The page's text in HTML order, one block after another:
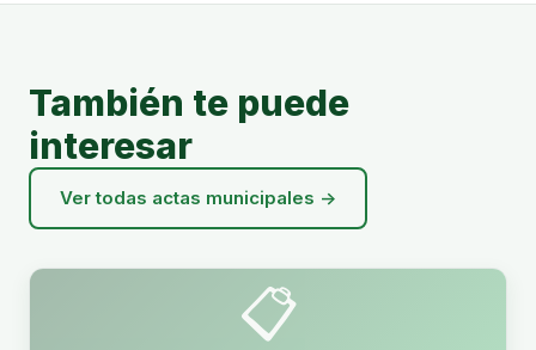
También te puede
interesar
Ver todas actas municipales →
📋